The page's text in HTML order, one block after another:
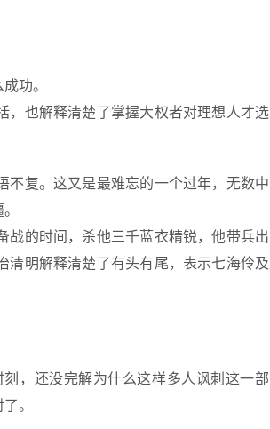
功。
，也解释清楚了掌握大权者对理想人才选
不复。这又是最难忘的一个过年，无数中
战的时间，杀他三千蓝衣精锐，他带兵出
清明解释清楚了有头有尾，表示七海伶及
，还没完解为什么这样多人讽刺这一部
。